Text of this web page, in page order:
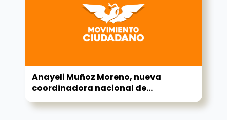
Anayeli Muñoz Moreno, nueva
coordinadora nacional de...